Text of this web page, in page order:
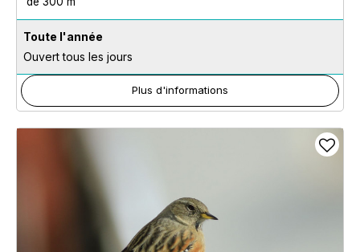
Toute l'année
Ouvert tous les jours
Plus d'informations